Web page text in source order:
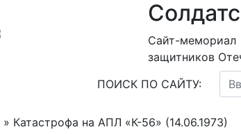
Сайт-мемориал
защитников
ПОИСК ПО САЙТУ:
» Катастрофа на АПЛ «К-56» (14.06.1973)